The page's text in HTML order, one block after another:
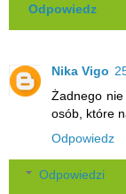
Odpowiedz
Nika Vigo
Żadnego
osób, które
Odpowiedz
Odpowiedzi